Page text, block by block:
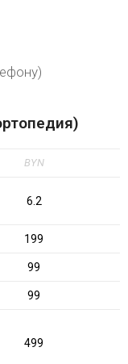
BYN
6.2
199
99
99
499